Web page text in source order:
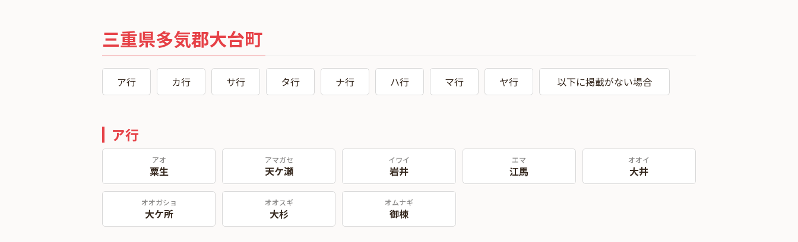
三重県多気郡大台町
ア行 カ行 サ行 タ行 ナ行 ハ行 マ行 ヤ行 以下に掲載がない場合
ア行
アオ
粟生
アマガセ
天ケ瀬
イワイ
岩井
エマ
江馬
オオイ
大井
オオガショ
大ケ所
オオスギ
大杉
オムナギ
御棟